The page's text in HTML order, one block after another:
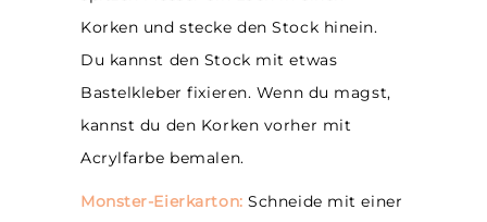
Korken und stecke den Stock hinein.
Du kannst den Stock mit etwas
Bastelkleber fixieren. Wenn du magst,
kannst du den Korken vorher mit
Acrylfarbe bemalen.
Monster-Eierkarton: Schneide mit einer